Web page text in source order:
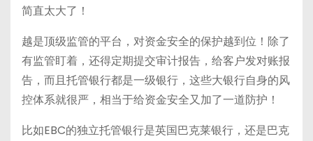
简直太大了！
越是顶级监管的平台，对资金安全的保护越到位！除了
有监管盯着，还得定期提交审计报告，给客户发对账报
告，而且托管银行都是一级银行，这些大银行自身的风
控体系就很严，相当于给资金安全又加了一道防护！
比如EBC的独立托管银行是英国巴克莱银行，还是巴克